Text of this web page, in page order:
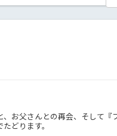
お父さんとの再会、そして『
どります。